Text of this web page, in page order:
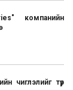
компанийн
чиглэлийг түр